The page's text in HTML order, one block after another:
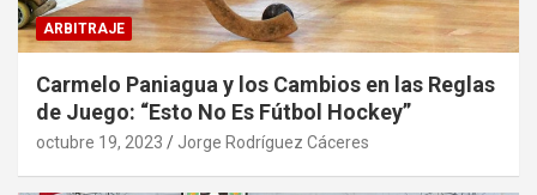
ARBITRAJE
Carmelo Paniagua y los Cambios en las Reglas
de Juego: “Esto No Es Fútbol Hockey”
octubre 19, 2023 Jorge Rodríguez Cáceres